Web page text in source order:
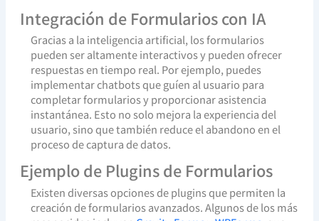
Integración de Formularios con IA
Gracias a la inteligencia artificial, los formularios
pueden ser altamente interactivos y pueden ofrecer
respuestas en tiempo real. Por ejemplo, puedes
implementar chatbots que guíen al usuario para
completar formularios y proporcionar asistencia
instantánea. Esto no solo mejora la experiencia del
usuario, sino que también reduce el abandono en el
proceso de captura de datos.
Ejemplo de Plugins de Formularios
Existen diversas opciones de plugins que permiten la
creación de formularios avanzados. Algunos de los más